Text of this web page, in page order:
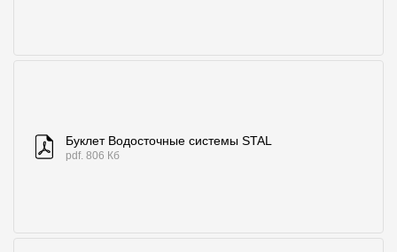
Буклет Водосточные системы STAL
pdf. 806 Кб